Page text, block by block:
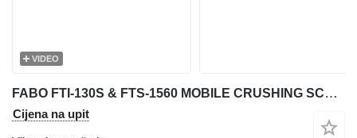
VIDEO
FABO FTI-130S & FTS-1560 MOBILE CRUSHING SCREENING PLANT
Cijena na upit